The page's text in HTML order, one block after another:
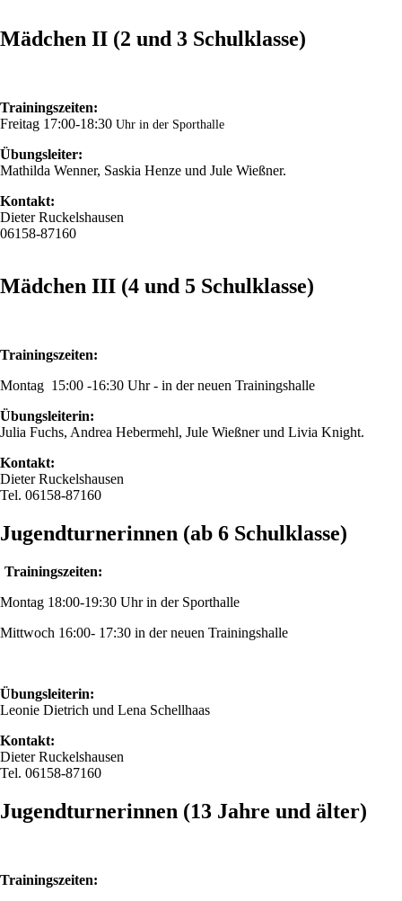
Mädchen II (2 und 3 Schulklasse)
Trainingszeiten:
Freitag 17:00-18:30 Uhr in der Sporthalle
Übungsleiter:
Mathilda Wenner, Saskia Henze und Jule Wießner.
Kontakt:
Dieter Ruckelshausen
06158-87160
Mädchen III (4 und 5 Schulklasse)
Trainingszeiten:
Montag 15:00 -16:30 Uhr - in der neuen Trainingshalle
Übungsleiterin:
Julia Fuchs, Andrea Hebermehl, Jule Wießner und Livia Knight.
Kontakt:
Dieter Ruckelshausen
Tel. 06158-87160
Jugendturnerinnen (ab 6 Schulklasse)
Trainingszeiten:
Montag 18:00-19:30 Uhr in der Sporthalle
Mittwoch 16:00- 17:30 in der neuen Trainingshalle
Übungsleiterin:
Leonie Dietrich und Lena Schellhaas
Kontakt:
Dieter Ruckelshausen
Tel. 06158-87160
Jugendturnerinnen (13 Jahre und älter)
Trainingszeiten: